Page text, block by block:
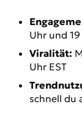
Uhr und
Viralität:
Uhr EST
schnell du